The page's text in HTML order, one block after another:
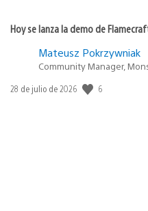
Hoy se lanza la demo de
Mateusz Pokrzywniak
Community Manager,
Fecha
28 de julio de 2026 6